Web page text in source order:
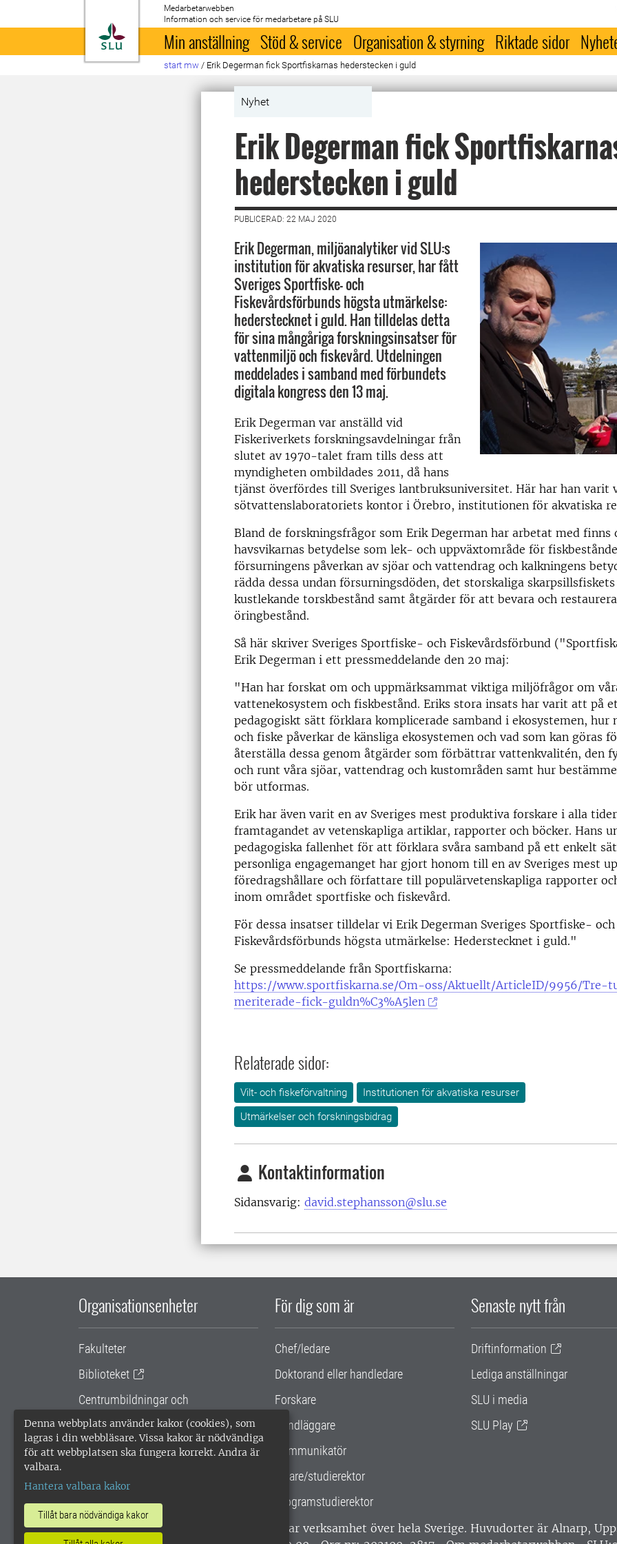
Denna webbplats använder kakor (cookies), som
lagras i din webbläsare. Vissa kakor är nödvändiga
för att webbplatsen ska fungera korrekt. Andra är
valbara.
Hantera valbara kakor
Tillåt bara nödvändiga kakor
Till startsida
Medarbetarwebben
Information och service för medarbetare på SLU
Min anställning Stöd & service Organisation & styrning Riktade sidor
start mw / Erik Degerman fick Sportfiskarnas hederstecken i guld
Nyhet
Erik Degerman fick
hederstecken i guld
PUBLICERAD: 22 MAJ 2020
Erik Degerman, miljöanalytiker vid SLU:s
institution för akvatiska resurser, har fått
Sveriges Sportfiske- och
Fiskevårdsförbunds högsta utmärkelse:
hederstecknet i guld. Han tilldelas detta
för sina mångåriga forskningsinsatser för
vattenmiljö och fiskevård. Utdelningen
meddelades i samband med förbundets
digitala kongress den 13 maj.
Erik Degerman var anställd vid
Fiskeriverkets forskningsavdelningar från
slutet av 1970-talet fram tills dess att
myndigheten ombildades 2011, då hans
tjänst överfördes till Sveriges lantbruksuniversitet. Här har han varit
sötvattenslaboratoriets kontor i Örebro, institutionen för akvatiska
Bland de forskningsfrågor som Erik Degerman har arbetat med finns
havsvikarnas betydelse som lek- och uppväxtområde för
försurningens påverkan av sjöar och vattendrag och kalkningens
rädda dessa undan försurningsdöden, det storskaliga
kustlekande torskbestånd samt åtgärder för att bevara och
öringbestånd.
Så här skriver Sveriges Sportfiske- och Fiskevårdsförbund
Erik Degerman i ett pressmeddelande den 20 maj:
"Han har forskat om och uppmärksammat viktiga miljöfrågor om
vattenekosystem och fiskbestånd. Eriks stora insats har varit att på
pedagogiskt sätt förklara komplicerade samband i ekosystemen, hur
och fiske påverkar de känsliga ekosystemen och vad som kan göras
återställa dessa genom åtgärder som förbättrar vattenkvalitén, den
och runt våra sjöar, vattendrag och kustområden samt hur
bör utformas.
Erik har även varit en av Sveriges mest produktiva forskare i alla
framtagandet av vetenskapliga artiklar, rapporter och böcker. Hans
pedagogiska fallenhet för att förklara svåra samband på ett enkelt
personliga engagemanget har gjort honom till en av Sveriges mest
föredragshållare och författare till populärvetenskapliga rapporter
inom området sportfiske och fiskevård.
För dessa insatser tilldelar vi Erik Degerman Sveriges Sportfiske- och
Fiskevårdsförbunds högsta utmärkelse: Hederstecknet i guld."
Se pressmeddelande från Sportfiskarna:
https://www.sportfiskarna.se/Om-oss/Aktuellt/ArticleID/9956/Tre-
meriterade-fick-guldn%C3%A5len
Relaterade sidor:
Vilt- och fiskeförvaltning
Institutionen för akvatiska resurser
Utmärkelser och forskningsbidrag
Kontaktinformation
Sidansvarig: david.stephansson@slu.se
Organisationsenheter
Fakulteter
Biblioteket
Centrumbildningar och
samarbetsprojekt
Gemensamma verksamhetsstödet
För dig som är
Chef/ledare
Doktorand eller handledare
Forskare
Handläggare
Kommunikatör
Lärare/studierektor
Programstudierektor
Senaste nytt från
Driftinformation
Lediga anställningar
SLU i media
SLU Play
SLU, Sveriges lantbruksuniversitet, har verksamhet över hela Sverige. Huvudorter är Alnarp,